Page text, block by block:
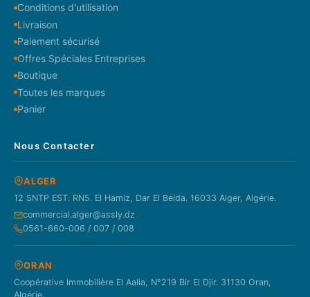
Conditions d'utilisation
Livraison
Paiement sécurisé
Offres Spéciales Entreprises
Boutique
Toutes les marques
Panier
Nous Contacter
ALGER
12 SNTP EST. RN5. El Hamiz, Dar El Beida. 16033 Alger, Algérie.
commercial.alger@assly.dz
0561-660-006 / 007 / 008
ORAN
Coopérative Immobilière El Aalia, N°219 Bir El Djir. 31130 Oran,
Algérie.